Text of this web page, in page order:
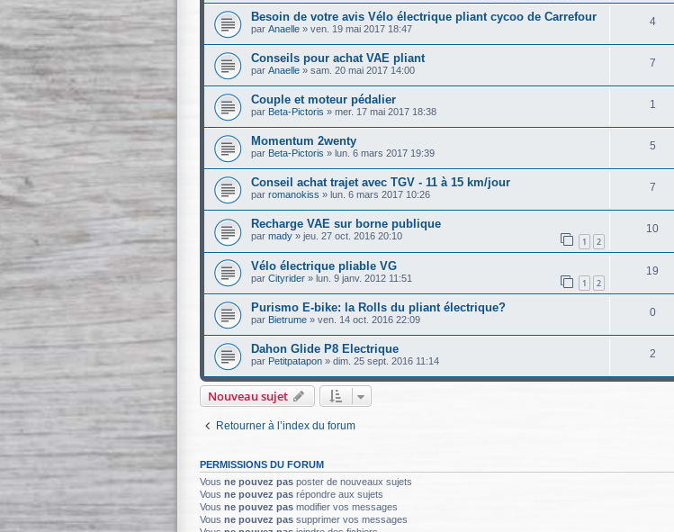
Besoin de votre avis Vélo électrique pliant cycoo de Carrefour
par Anaelle » ven. 19 mai 2017 18:47
4
Conseils pour achat VAE pliant
par Anaelle » sam. 20 mai 2017 14:00
7
Couple et moteur pédalier
par Beta-Pictoris » mer. 17 mai 2017 18:38
1
Momentum 2wenty
par Beta-Pictoris » lun. 6 mars 2017 19:39
5
Conseil achat trajet avec TGV - 11 à 15 km/jour
par romanokiss » lun. 6 mars 2017 10:26
7
Recharge VAE sur borne publique
par mady » jeu. 27 oct. 2016 20:10 1 2
10
Vélo électrique pliable VG
par Cityrider » lun. 9 janv. 2012 11:51 1 2
19
Purismo E-bike: la Rolls du pliant électrique?
par Bietrume » ven. 14 oct. 2016 22:09
0
Dahon Glide P8 Electrique
par Petitpatapon » dim. 25 sept. 2016 11:14
2
Nouveau sujet
Retourner à l’index du forum
PERMISSIONS DU FORUM
Vous ne pouvez pas poster de nouveaux sujets
Vous ne pouvez pas répondre aux sujets
Vous ne pouvez pas modifier vos messages
Vous ne pouvez pas supprimer vos messages